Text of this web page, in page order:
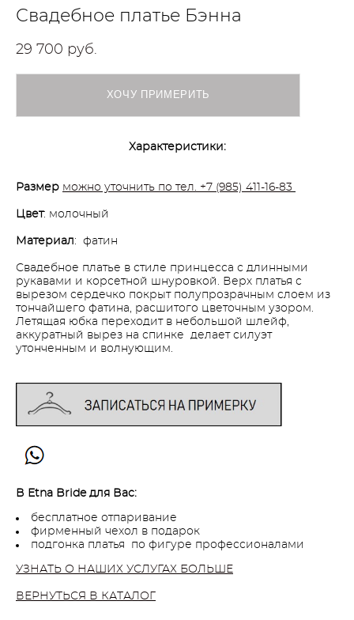
Свадебное платье Бэнна
29 700 pуб.
ХОЧУ ПРИМЕРИТЬ
Характеристики:
Размер можно уточнить по тел. +7 (985) 411-16-83
Цвет: молочный
Материал: фатин
Свадебное платье в стиле принцесса с длинными
рукавами и корсетной шнуровкой. Верх платья с
вырезом сердечко покрыт полупрозрачным слоем из
тончайшего фатина, расшитого цветочным узором.
Летящая юбка переходит в небольшой шлейф,
аккуратный вырез на спинке делает силуэт
утонченным и волнующим.
В Etna Bride для Вас:
бесплатное отпаривание
фирменный чехол в подарок
подгонка платья по фигуре профессионалами
УЗНАТЬ О НАШИХ УСЛУГАХ БОЛЬШЕ
ВЕРНУТЬСЯ В КАТАЛОГ